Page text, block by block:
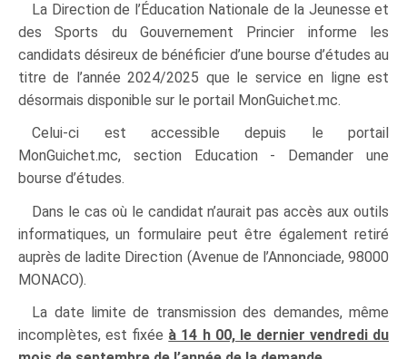
La Direction de l’Éducation Nationale de la Jeunesse et
des Sports du Gouvernement Princier informe les
candidats désireux de bénéficier d’une bourse d’études au
titre de l’année 2024/2025 que le service en ligne est
désormais disponible sur le portail MonGuichet.mc.
Celui-ci est accessible depuis le portail
MonGuichet.mc, section Education - Demander une
bourse d’études.
Dans le cas où le candidat n’aurait pas accès aux outils
informatiques, un formulaire peut être également retiré
auprès de ladite Direction (Avenue de l’Annonciade, 98000
MONACO).
La date limite de transmission des demandes, même
incomplètes, est fixée à 14 h 00, le dernier vendredi du